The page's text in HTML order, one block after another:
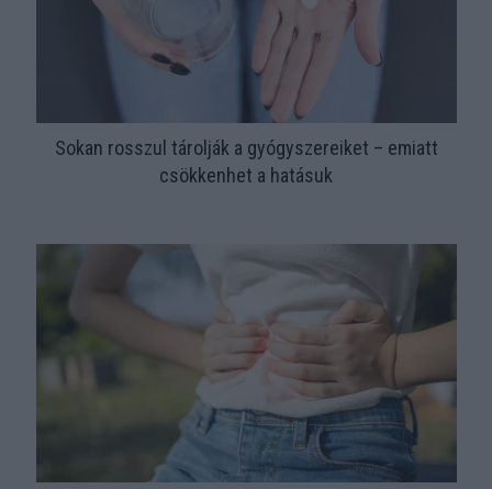
Sokan rosszul tárolják a gyógyszereiket – emiatt
csökkenhet a hatásuk